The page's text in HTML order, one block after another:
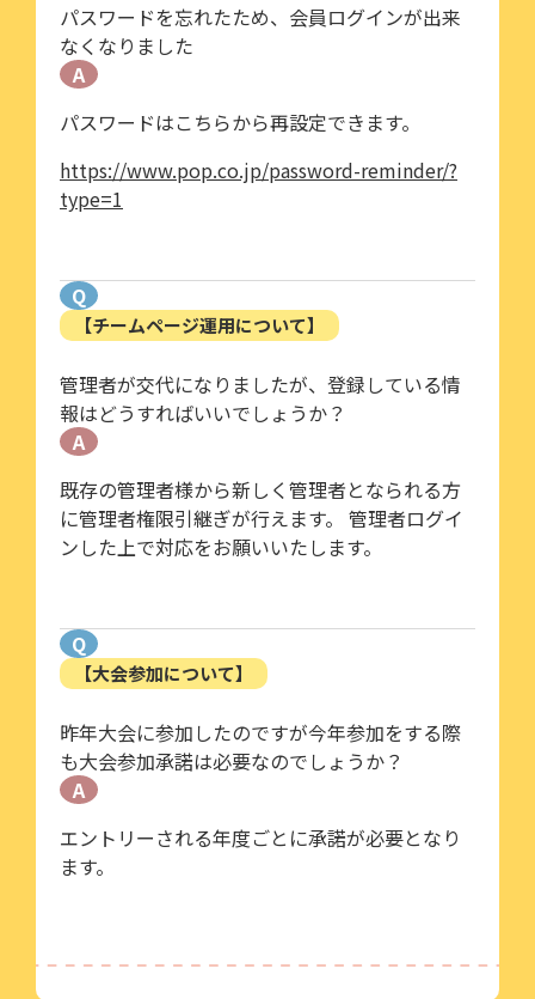
パスワードを忘れたため、会員ログインが出来
なくなりました
A
パスワードはこちらから再設定できます。
https://www.pop.co.jp/password-reminder/?
type=1
Q
【チームページ運用について】
管理者が交代になりましたが、登録している情
報はどうすればいいでしょうか？
A
既存の管理者様から新しく管理者となられる方
に管理者権限引継ぎが行えます。 管理者ログイ
ンした上で対応をお願いいたします。
Q
【大会参加について】
昨年大会に参加したのですが今年参加をする際
も大会参加承諾は必要なのでしょうか？
A
エントリーされる年度ごとに承諾が必要となり
ます。